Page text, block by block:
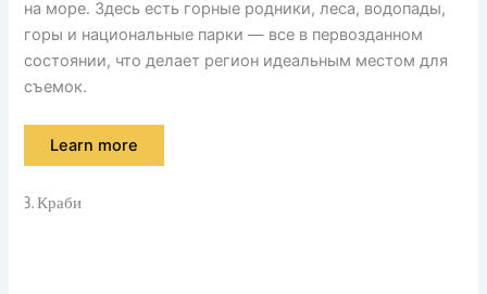
на море. Здесь есть горные родники, леса, водопады,
горы и национальные парки — все в первозданном
состоянии, что делает регион идеальным местом для
съемок.
Learn more
3. Краби